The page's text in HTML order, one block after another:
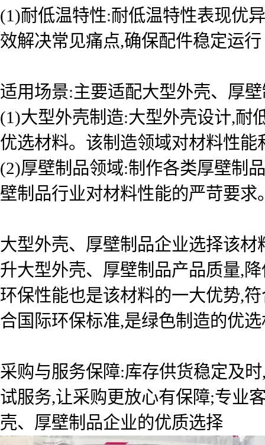
(1)耐低温特性:耐低温特性表现优
效解决常见痛点,确保配件稳定运行
适用场景:主要适配大型外壳、厚
(1)大型外壳制造:大型外壳设计,耐
优选材料。该制造领域对材料性
(2)厚壁制品领域:制作各类厚壁制
壁制品行业对材料性能的严苛要
大型外壳、厚壁制品企业选择该
升大型外壳、厚壁制品产品质量,
环保性能也是该材料的一大优势,
合国际环保标准,是绿色制造的优
采购与服务保障:库存供货稳定及
试服务,让采购更放心有保障;专业
壳、厚壁制品企业的优质选择